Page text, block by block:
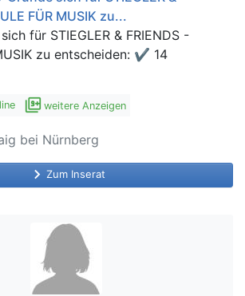
FÜR MUSIK zu...
für STIEGLER & FRIENDS -
zu entscheiden: ✔ 14
filter_9_plus weitere Anzeigen
bei Nürnberg
keyboard_arrow_right Zum Inserat